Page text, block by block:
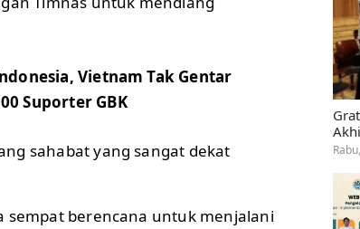
Vietnam Tak Gentar
Suporter GBK
sahabat yang sangat dekat
sempat berencana untuk menjalani